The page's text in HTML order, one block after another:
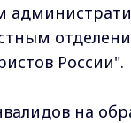
России".
на